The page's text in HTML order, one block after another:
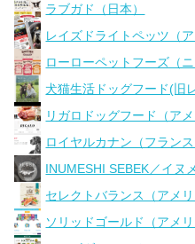
ラブガド（日本）
レイズドライトペッツ（ア
ローローペットフーズ（
犬猫生活ドッグフード(旧
リガロドッグフード（アメ
ロイヤルカナン（フランス
INUMESHI SEBEK／イヌ
セレクトバランス（アメリ
ソリッドゴールド（アメリ